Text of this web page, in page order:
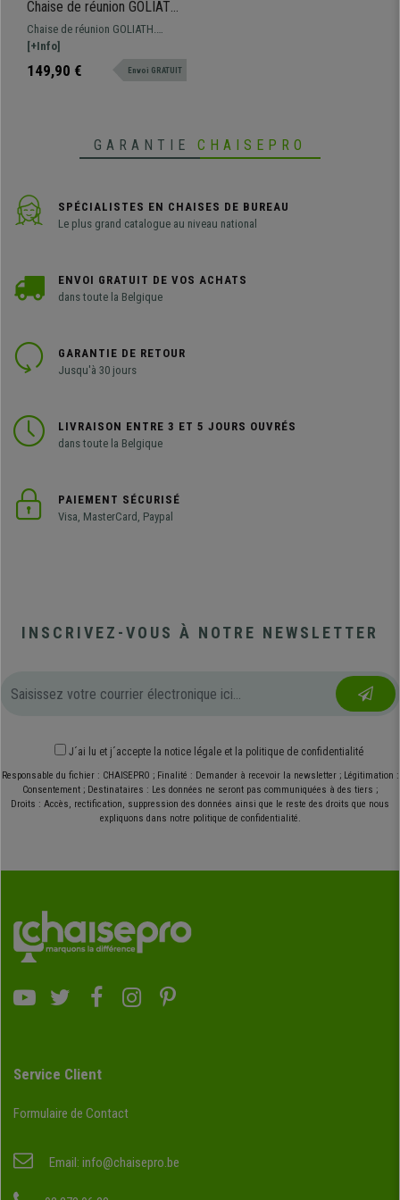
Chaise de réunion GOLIATH,
Structure Métallique, Grand
Rembourrage et Design
Chaise de réunion GOLIATH.
Assise et dossier commodes avec
un grand rembourrage et
revêtement en cuir synthétique de
[+Info]
149,90 € Envoi GRATUIT
GARANTIE CHAISEPRO
SPÉCIALISTES EN CHAISES DE BUREAU
Le plus grand catalogue au niveau national
ENVOI GRATUIT DE VOS ACHATS
dans toute la Belgique
GARANTIE DE RETOUR
Jusqu'à 30 jours
LIVRAISON ENTRE 3 ET 5 JOURS OUVRÉS
dans toute la Belgique
PAIEMENT SÉCURISÉ
Visa, MasterCard, Paypal
INSCRIVEZ-VOUS À NOTRE NEWSLETTER
J´ai lu et j´accepte la notice légale et la politique de confidentialité
Responsable du fichier : CHAISEPRO ; Finalité : Demander à recevoir la newsletter ; Légitimation :
Consentement ; Destinataires : Les données ne seront pas communiquées à des tiers ;
Droits : Accès, rectification, suppression des données ainsi que le reste des droits que nous
expliquons dans notre politique de confidentialité.
Service Client
Formulaire de Contact
Email: info@chaisepro.be